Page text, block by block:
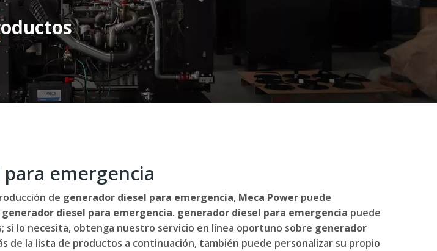
emergencia
de generador diesel para emergencia, Meca Power puede
generador diesel para emergencia. generador diesel para emergencia puede
si lo necesita, obtenga nuestro servicio en línea oportuno sobre generador
de la lista de productos a continuación, también puede personalizar su propio